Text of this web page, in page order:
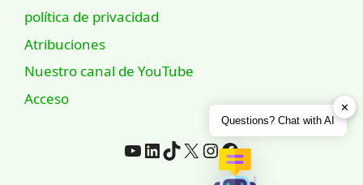
política de privacidad
Atribuciones
Nuestro canal de YouTube
Acceso
YouTube
LinkedIn
TikTok
incógnita
Instagram
Facebook
✕
Questions? Chat with AI